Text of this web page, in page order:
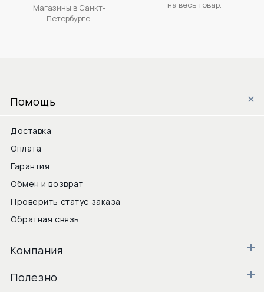
Магазины в Санкт-
Петербурге.
на весь товар.
Помощь
Доставка
Оплата
Гарантия
Обмен и возврат
Проверить статус заказа
Обратная связь
Компания
Полезно